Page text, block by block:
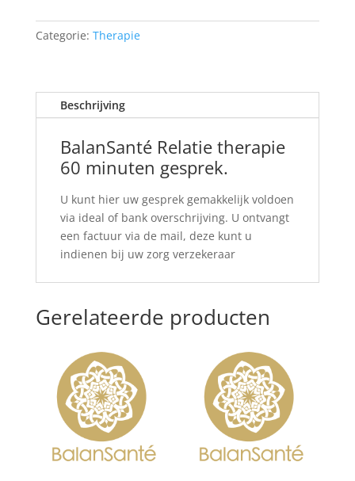
euro
Categorie: Therapie
Beschrijving
BalanSanté Relatie therapie
60 minuten gesprek.
U kunt hier uw gesprek gemakkelijk voldoen
via ideal of bank overschrijving. U ontvangt
een factuur via de mail, deze kunt u
indienen bij uw zorg verzekeraar
Gerelateerde producten